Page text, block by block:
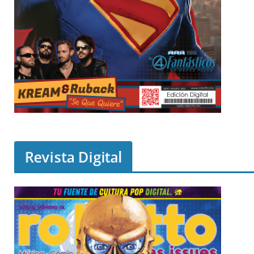
Revista Digital